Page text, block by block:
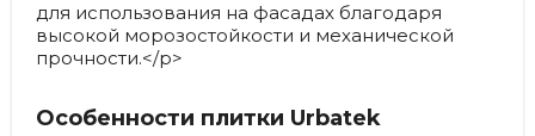
для использования на фасадах благодаря
высокой морозостойкости и механической
прочности.</p>
Особенности плитки Urbatek